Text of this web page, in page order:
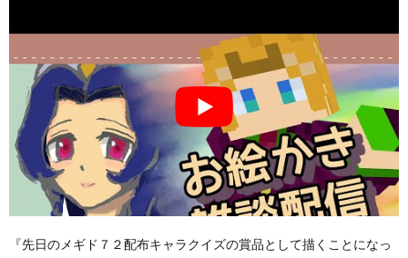
『先日のメギド７２配布キャラクイズの賞品として描くことになっ